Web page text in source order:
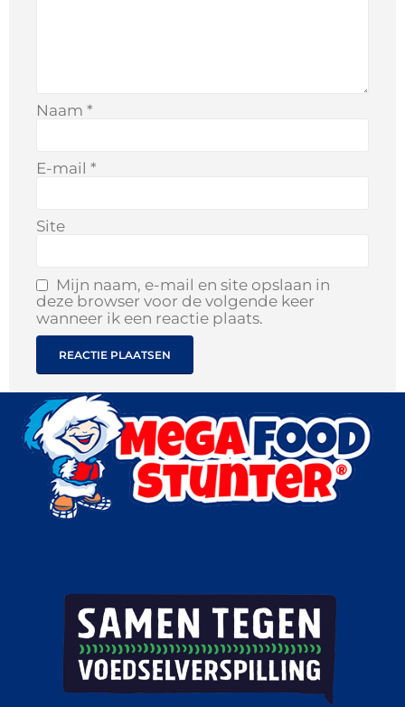
Naam *
E-mail *
Site
Mijn naam, e-mail en site opslaan in
deze browser voor de volgende keer
wanneer ik een reactie plaats.